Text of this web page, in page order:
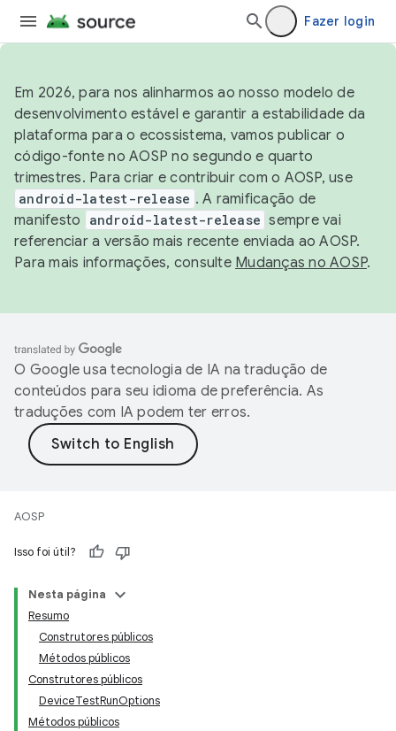
Fazer login
Em 2026, para nos alinharmos ao nosso modelo de
desenvolvimento estável e garantir a estabilidade da
plataforma para o ecossistema, vamos publicar o
código-fonte no AOSP no segundo e quarto
trimestres. Para criar e contribuir com o AOSP, use
android-latest-release . A ramificação de
manifesto
android-latest-release sempre vai
referenciar a versão mais recente enviada ao AOSP.
Para mais informações, consulte Mudanças no AOSP.
O Google usa tecnologia de IA na tradução de
conteúdos para seu idioma de preferência. As
traduções com IA podem ter erros.
AOSP
Isso foi útil?
Nesta página
Resumo
Construtores públicos
Métodos públicos
Construtores públicos
DeviceTestRunOptions
Métodos públicos